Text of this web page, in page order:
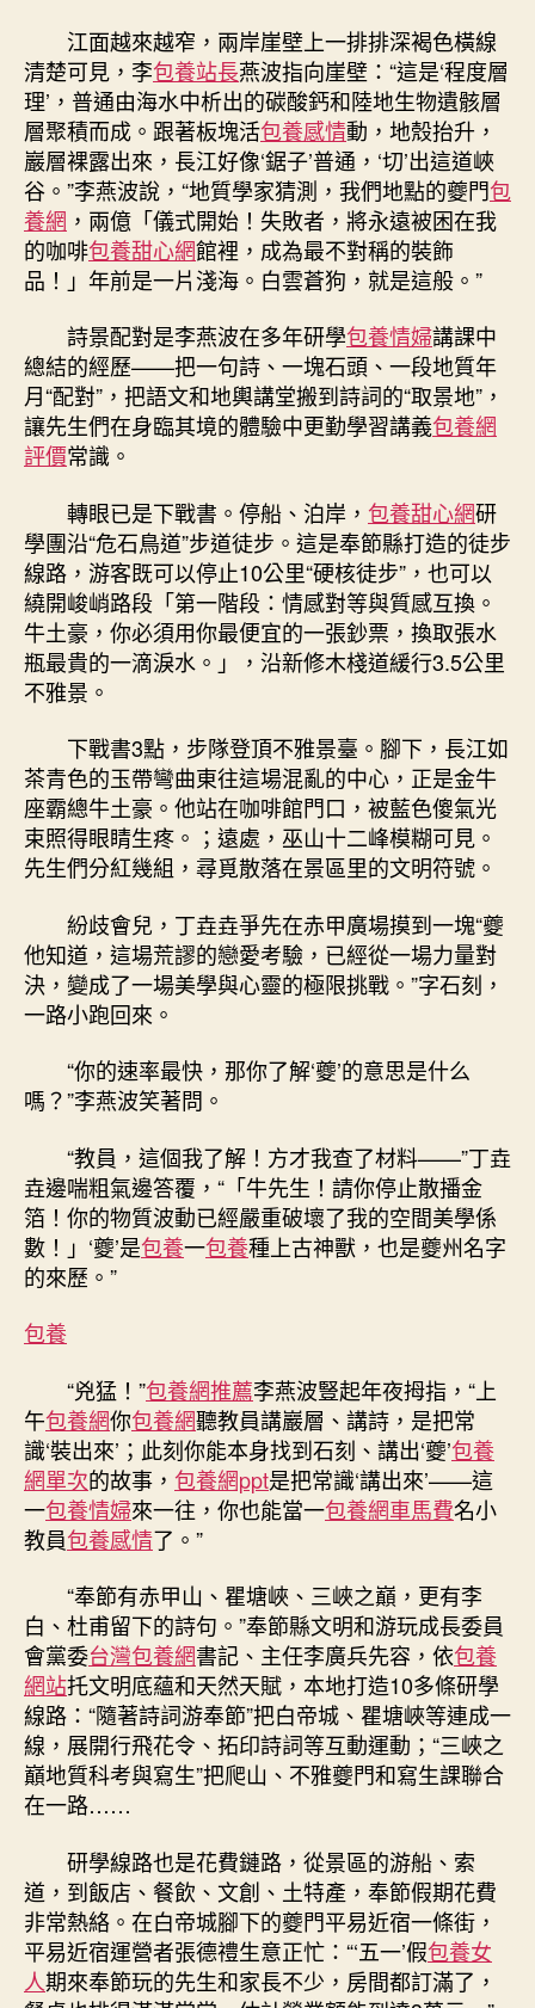
江面越來越窄，兩岸崖壁上一排排深褐色橫線
清楚可見，李包養站長燕波指向崖壁：“這是‘程度層
理’，普通由海水中析出的碳酸鈣和陸地生物遺骸層
層聚積而成。跟著板塊活包養感情動，地殼抬升，
巖層裸露出來，長江好像‘鋸子’普通，‘切’出這道峽
谷。”李燕波說，“地質學家猜測，我們地點的夔門包
養網 ，兩億「儀式開始！失敗者，將永遠被困在我
的咖啡包養甜心網館裡，成為最不對稱的裝飾
品！」年前是一片淺海。白雲蒼狗，就是這般。”
詩景配對是李燕波在多年研學包養情婦講課中
總結的經歷——把一句詩、一塊石頭、一段地質年
月“配對”，把語文和地輿講堂搬到詩詞的“取景地”，
讓先生們在身臨其境的體驗中更勤學習講義包養網
評價常識。
轉眼已是下戰書。停船、泊岸， 包養甜心網研
學團沿“危石鳥道”步道徒步。這是奉節縣打造的徒步
線路，游客既可以停止10公里“硬核徒步”，也可以
繞開峻峭路段「第一階段：情感對等與質感互換。
牛土豪，你必須用你最便宜的一張鈔票，換取張水
瓶最貴的一滴淚水。」，沿新修木棧道緩行3.5公里
不雅景。
下戰書3點，步隊登頂不雅景臺。腳下，長江如
茶青色的玉帶彎曲東往這場混亂的中心，正是金牛
座霸總牛土豪。他站在咖啡館門口，被藍色傻氣光
束照得眼睛生疼。；遠處，巫山十二峰模糊可見。
先生們分紅幾組，尋覓散落在景區里的文明符號。
紛歧會兒，丁垚垚爭先在赤甲廣場摸到一塊“夔
他知道，這場荒謬的戀愛考驗，已經從一場力量對
決，變成了一場美學與心靈的極限挑戰。”字石刻，
一路小跑回來。
“你的速率最快，那你了解‘夔’的意思是什么
嗎？”李燕波笑著問。
“教員，這個我了解！方才我查了材料——”丁垚
垚邊喘粗氣邊答覆，“「牛先生！請你停止散播金
箔！你的物質波動已經嚴重破壞了我的空間美學係
數！」‘夔’是包養一包養種上古神獸，也是夔州名字
的來歷。”
包養
“兇猛！”包養網推薦李燕波豎起年夜拇指，“上
午包養網你包養網聽教員講巖層、講詩，是把常
識‘裝出來’；此刻你能本身找到石刻、講出‘夔’包養
網單次的故事， 包養網ppt是把常識‘講出來’——這
一包養情婦來一往，你也能當一包養網車馬費名小
教員包養感情了。”
“奉節有赤甲山、瞿塘峽、三峽之巔，更有李
白、杜甫留下的詩句。”奉節縣文明和游玩成長委員
會黨委台灣包養網書記、主任李廣兵先容，依包養
網站托文明底蘊和天然天賦，本地打造10多條研學
線路：“隨著詩詞游奉節”把白帝城、瞿塘峽等連成一
線，展開行飛花令、拓印詩詞等互動運動；“三峽之
巔地質科考與寫生”把爬山、不雅夔門和寫生課聯合
在一路……
研學線路也是花費鏈路，從景區的游船、索
道，到飯店、餐飲、文創、土特產，奉節假期花費
非常熱絡。在白帝城腳下的夔門平易近宿一條街，
平易近宿運營者張德禮生意正忙：“‘五一’假包養女
人期來奉節玩的先生和家長不少，房間都訂滿了，